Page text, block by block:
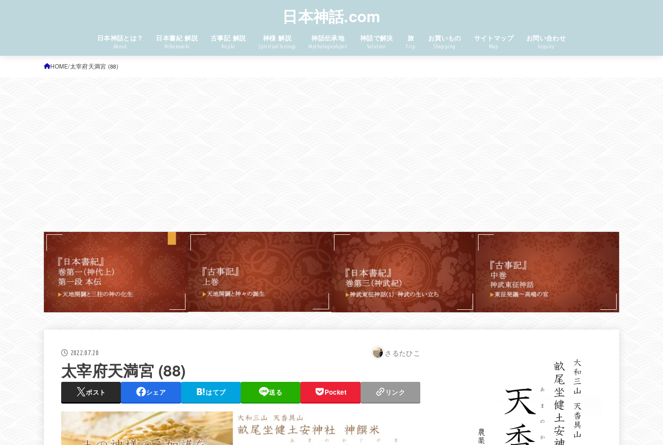
日本神話.com
日本神話とは？
About
日本書紀 解説
Nihonsyoki
古事記 解説
Kojiki
神様 解説
Spiritual beings
神話伝承地
Mythologicalspot
神話で解決
Solution
旅
Trip
お買いもの
Shopping
サイトマップ
Map
お問い合わせ
Inquiry
HOME 太宰府天満宮 (88)
2022.07.20 さるたひこ
太宰府天満宮 (88)
ポスト シェア はてブ 送る Pocket リンク